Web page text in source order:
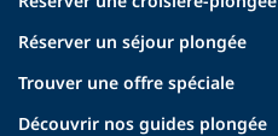
Réserver un séjour plongée
Trouver une offre spéciale
Découvrir nos guides plongée